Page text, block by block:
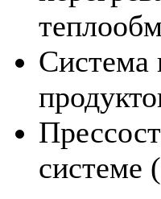
Система
системе